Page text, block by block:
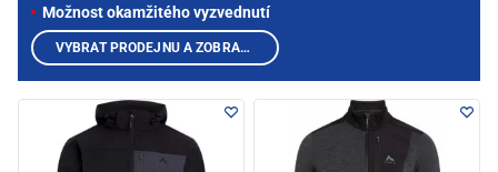
Možnost okamžitého vyzvednutí
VYBRAT PRODEJNU A ZOBRAZIT PRODUKTY